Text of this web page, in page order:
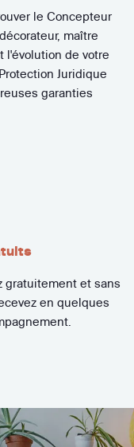
le Concepteur
maître
l'évolution de votre
Juridique
garanties
gratuitement et sans
en quelques